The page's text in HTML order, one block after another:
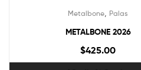
Metalbone Palas
METALBONE 2026
$425.00